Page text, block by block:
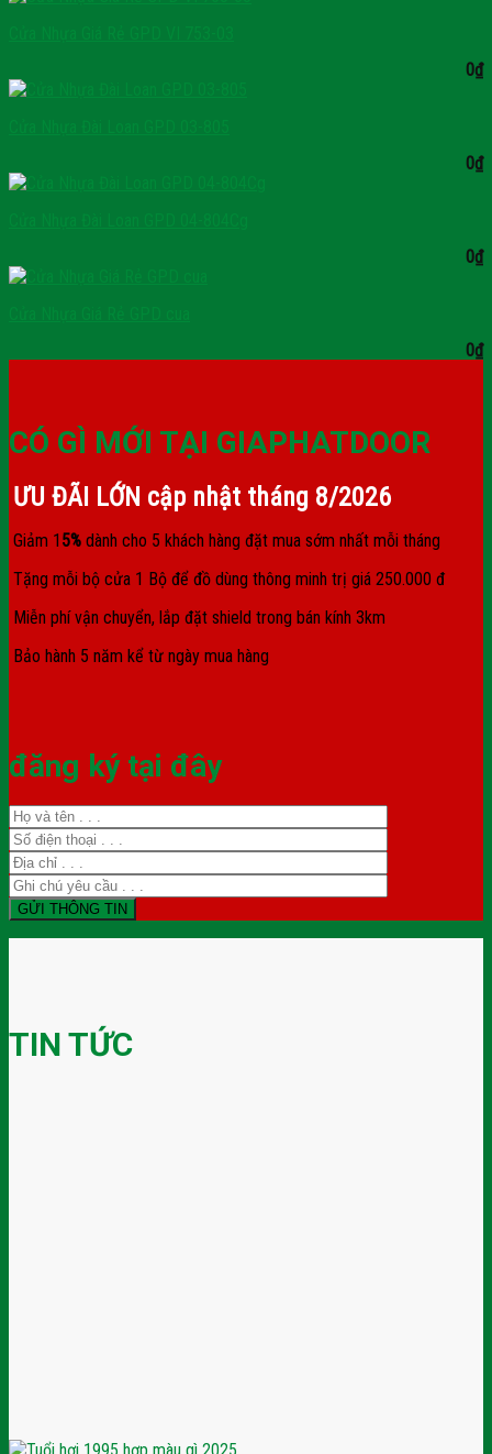
0₫
0₫
0₫
0₫
CÓ GÌ MỚI TẠI GIAPHATDOOR
ƯU ĐÃI LỚN cập nhật tháng 8/2026
Giảm 1 5% dành cho 5 khách hàng đặt mua sớm nhất mỗi tháng
Tặng mỗi bộ cửa 1 Bộ để đồ dùng thông minh trị giá 250.000 đ
Miễn phí vận chuyển, lắp đặt shield trong bán kính 3km
Bảo hành 5 năm kể từ ngày mua hàng
đăng ký tại đây
TIN TỨC